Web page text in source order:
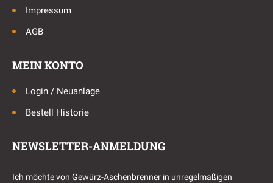
Impressum
AGB
MEIN KONTO
Login / Neuanlage
Bestell Historie
NEWSLETTER-ANMELDUNG
Ich möchte von Gewürz-Aschenbrenner in unregelmäßigen